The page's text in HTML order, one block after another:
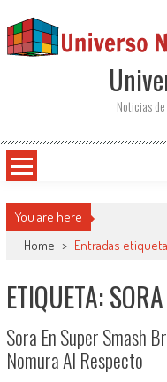
Noticias
You are here
Home > Entradas
ETIQUETA: SORA
Sora En Super Smash
Nomura Al Respecto